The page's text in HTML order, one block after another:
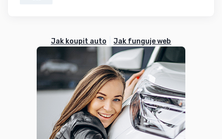
Jak koupit auto Jak funguje web